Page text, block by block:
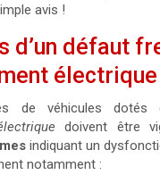
avis !
d’un défaut
électrique
de véhicules dotés
doivent être
indiquant un
notamment :